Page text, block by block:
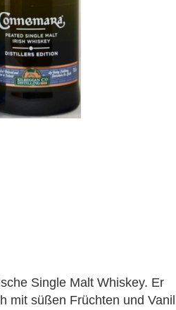
Single Malt Whiskey. Er
mit süßen Früchten und